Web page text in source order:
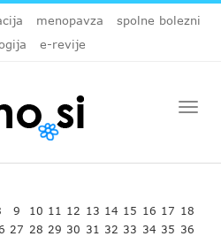
menopavza
spolne bolezni
e-revije
9 10 11 12 13 14 15 16 17 18
27 28 29 30 31 32 33 34 35 36